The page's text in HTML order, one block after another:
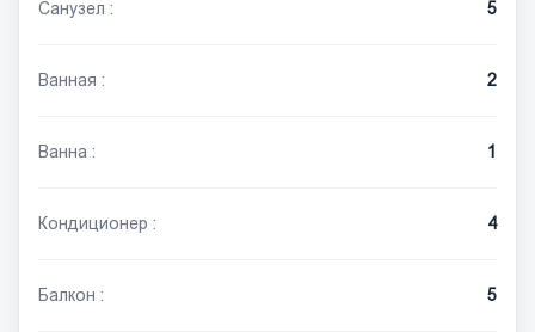
Санузел : 5
Ванная : 2
Ванна : 1
Кондиционер : 4
Балкон : 5